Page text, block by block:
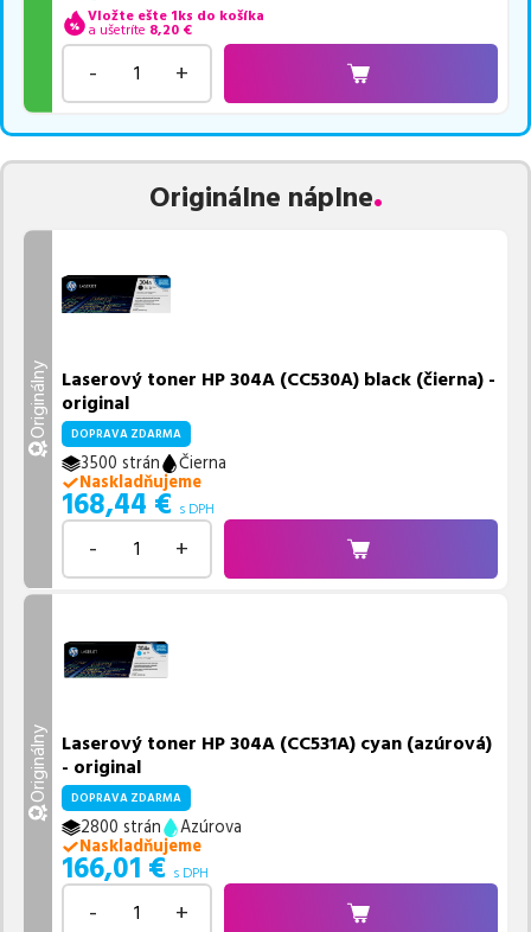
Vložte ešte 1ks do košíka
a ušetríte 8,20 €
- +
Originálne náplne
Originálny Laserový toner HP 304A (CC530A) black (čierna) -
original
DOPRAVA ZDARMA
3500 strán
Čierna
Naskladňujeme
168,44 € s DPH
- +
Originálny Laserový toner HP 304A (CC531A) cyan (azúrová)
- original
DOPRAVA ZDARMA
2800 strán
Azúrova
Naskladňujeme
166,01 € s DPH
- +